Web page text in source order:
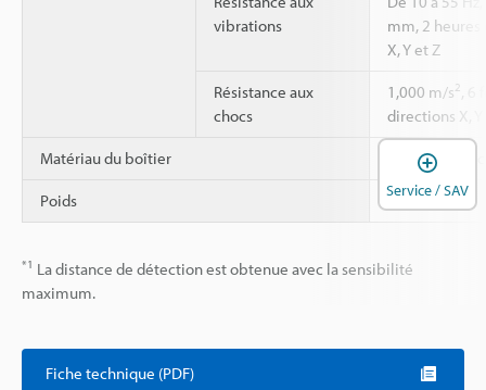
vibrations
mm, 2 heures
X, Y et Z
Résistance aux
chocs
1,000 m/s2
directions X,
Matériau du boîtier Résine
Poids Environ 15 g
*1 La distance de détection est obtenue avec la sensibilité
maximum.
Fiche technique (PDF)
Service / SAV